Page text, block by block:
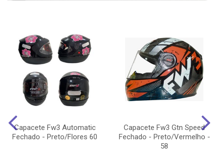
Capacete Fw3 Automatic
Fechado - Preto/Flores 60
Capacete Fw3 Gtn Speed
Fechado - Preto/Vermelho -
58